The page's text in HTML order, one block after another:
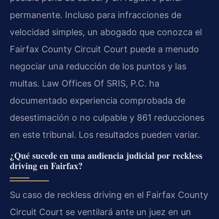
permanente. Incluso para infracciones de
velocidad simples, un abogado que conozca el
Fairfax County Circuit Court puede a menudo
negociar una reducción de los puntos y las
multas. Law Offices Of SRIS, P.C. ha
documentado experiencia comprobada de
desestimación o no culpable y 861 reducciones
en este tribunal. Los resultados pueden variar.
¿Qué sucede en una audiencia judicial por reckless
driving en Fairfax?
Su caso de reckless driving en el Fairfax County
Circuit Court se ventilará ante un juez en un